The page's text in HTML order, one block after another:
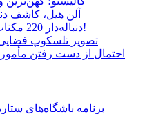
آلن هیل، کاشف
دنباله‌دار 220 مکنات 8000 برابر درخشان شد!
تصویر تلسکوپ فضایی
احتمال از دست رفتن
برنامه باشگاه‌های